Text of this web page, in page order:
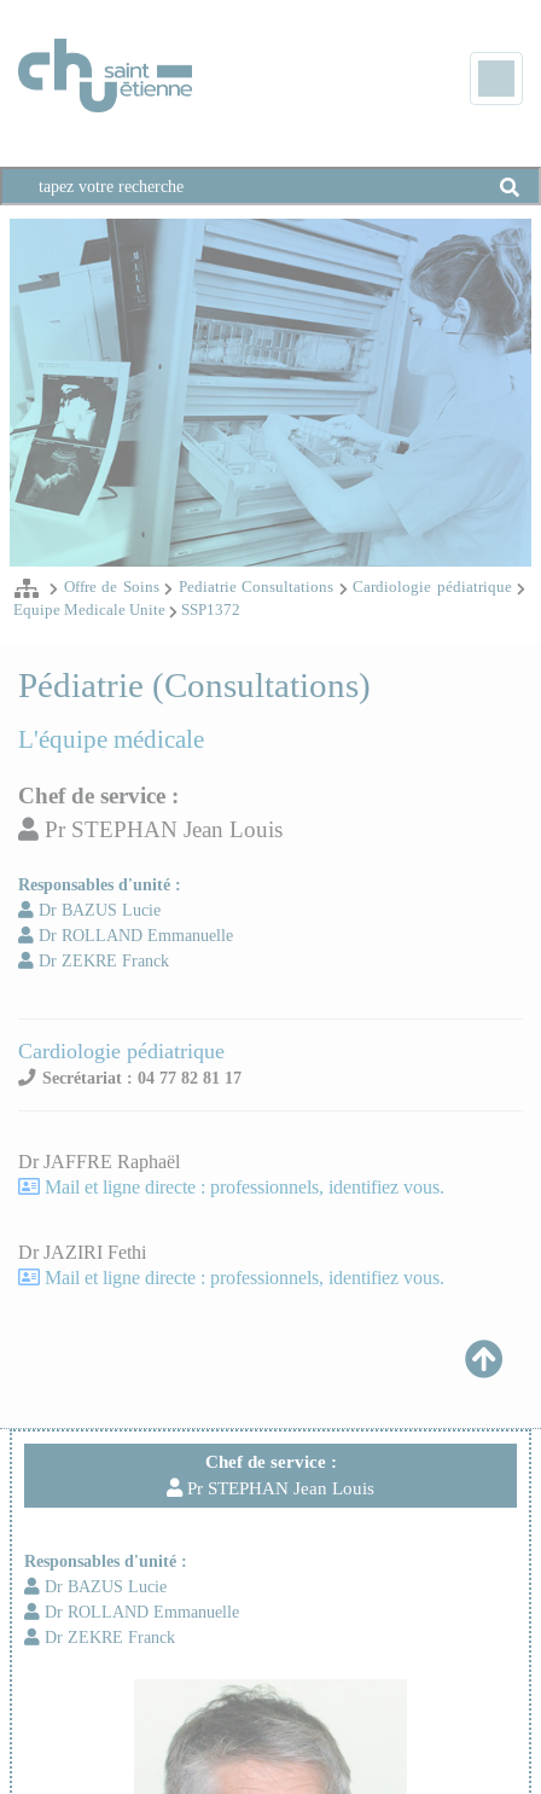
Offre de Soins Pediatrie Consultations
Cardiologie pédiatrique
Equipe Medicale Unite
SSP1372
Chef de service :
Pr STEPHAN Jean Louis
Responsables d'unité :
Dr BAZUS Lucie
Dr ROLLAND Emmanuelle
Dr ZEKRE Franck
Pédiatrie (Consultations)
L'équipe médicale
Chef de service :
Pr STEPHAN Jean Louis
Responsables d'unité :
Dr BAZUS Lucie
Dr ROLLAND Emmanuelle
Dr ZEKRE Franck
Cardiologie pédiatrique
Secrétariat : 04 77 82 81 17
Dr JAFFRE Raphaël
Mail et ligne directe : professionnels, identifiez vous.
Dr JAZIRI Fethi
Mail et ligne directe : professionnels, identifiez vous.